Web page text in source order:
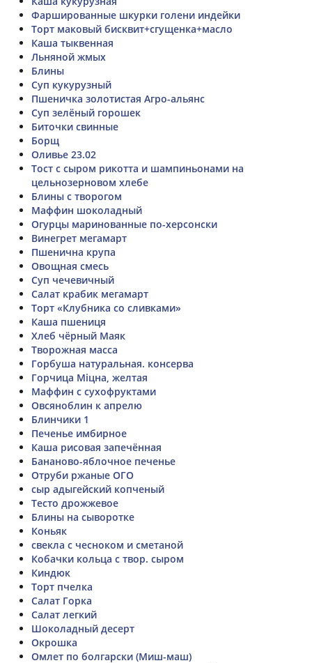
Фаршированные шкурки голени индейки
Торт маковый бисквит+сгущенка+масло
Каша тыквенная
Льняной жмых
Блины
Суп кукурузный
Пшеничка золотистая Агро-альянс
Суп зелёный горошек
Биточки свинные
Борщ
Оливье 23.02
Тост с сыром рикотта и шампиньонами на
цельнозерновом хлебе
Блины с творогом
Маффин шоколадный
Огурцы маринованные по-херсонски
Винегрет мегамарт
Пшенична крупа
Овощная смесь
Суп чечевичный
Салат крабик мегамарт
Торт «Клубника со сливками»
Каша пшениця
Хлеб чёрный Маяк
Творожная масса
Горбуша натуральная. консерва
Горчица Міцна, желтая
Маффин с сухофруктами
Овсяноблин к апрелю
Блинчики 1
Печенье имбирное
Каша рисовая запечённая
Бананово-яблочное печенье
Отруби ржаные ОГО
сыр адыгейский копченый
Тесто дрожжевое
Блины на сыворотке
Коньяк
свекла с чесноком и сметаной
Кобачки кольца с твор. сыром
Киндюк
Торт пчелка
Салат Горка
Салат легкий
Шоколадный десерт
Окрошка
Омлет по болгарски (Миш-маш)